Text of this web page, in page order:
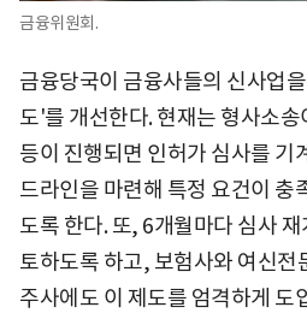
금융위원회.
금융당국이 금융사들의 신사업
도'를 개선한다. 현재는 형사소
등이 진행되면 인허가 심사를 기
드라인을 마련해 특정 요건이 충
도록 한다. 또, 6개월마다 심사
토하도록 하고, 보험사와 여신전
주사에도 이 제도를 엄격하게 도